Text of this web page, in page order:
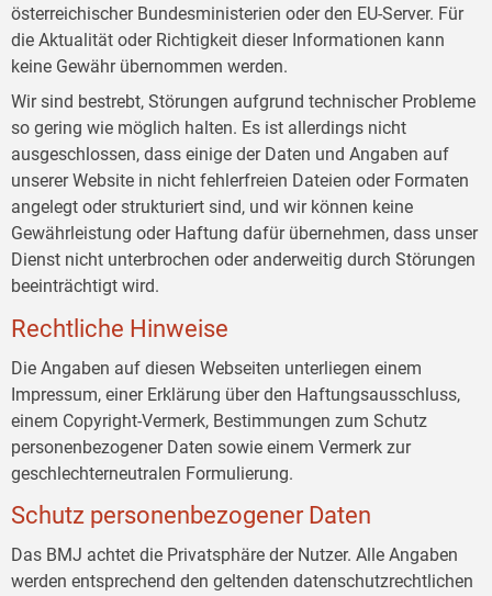
österreichischer Bundesministerien oder den EU-Server. Für
die Aktualität oder Richtigkeit dieser Informationen kann
keine Gewähr übernommen werden.
Wir sind bestrebt, Störungen aufgrund technischer Probleme
so gering wie möglich halten. Es ist allerdings nicht
ausgeschlossen, dass einige der Daten und Angaben auf
unserer Website in nicht fehlerfreien Dateien oder Formaten
angelegt oder strukturiert sind, und wir können keine
Gewährleistung oder Haftung dafür übernehmen, dass unser
Dienst nicht unterbrochen oder anderweitig durch Störungen
beeinträchtigt wird.
Rechtliche Hinweise
Die Angaben auf diesen Webseiten unterliegen einem
Impressum, einer Erklärung über den Haftungsausschluss,
einem Copyright-Vermerk, Bestimmungen zum Schutz
personenbezogener Daten sowie einem Vermerk zur
geschlechterneutralen Formulierung.
Schutz personenbezogener Daten
Das BMJ achtet die Privatsphäre der Nutzer. Alle Angaben
werden entsprechend den geltenden datenschutzrechtlichen